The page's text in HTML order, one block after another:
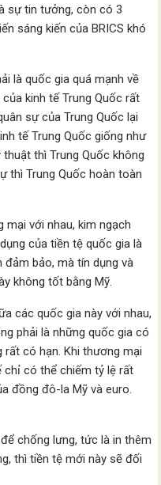
sự tin tưởng, còn có 3
sáng kiến của BRICS khó
là quốc gia quá mạnh về
kinh tế Trung Quốc rất
sự của Trung Quốc lại
tế Trung Quốc giống như
thì Trung Quốc không
thì Trung Quốc hoàn toàn
mại với nhau, kim ngạch
của tiền tệ quốc gia là
bảo, mà tín dụng và
không tốt bằng Mỹ.
các quốc gia này với nhau,
phải là những quốc gia có
rất có hạn. Khi thương mại
có thể chiếm tỷ lệ rất
đồng đô-la Mỹ và euro.
chống lưng, tức là in thêm
thì tiền tệ mới này sẽ đối